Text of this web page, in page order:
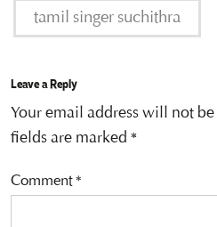
tamil singer suchithra
Leave a Reply
Your email address will not
fields are marked *
Comment*